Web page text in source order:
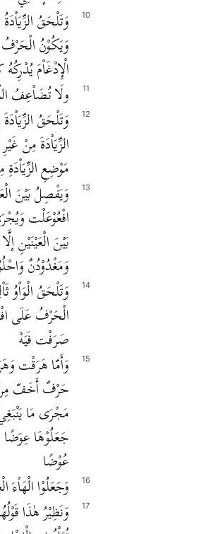
وَتَلْحَقُ
وَيَكُوْنُ
الْإِدْغَاْمَ
10
ولَا تُضَاْعِفُ 11
وَتَلْحَقُ
الزِّيَاْدَةَ مِنْ
مَوْضِعِ
12
وَيَفْصِلُ بَيْنَ
افْعُوْعَلْت
بَيْنَ الْعَيْنَيْنِ
وَمَغْدُوْدُنٌ
13
وَتَلْحَقُ الْوَاْوُ
الْحَرْفُ عَلَى
صَرَفْت فَيَهْ
14
وَأَمّا هَرَقْت
حَرْفٌ أَخَفّ مِنْ
مَجْرَى مَا
جَعَلُوْهَا عِوَضًا
عُوْضًا
15
وَجَعَلُوْا الْهَاْءَ 16
وَنَظِيْرُ هٰذَا
17